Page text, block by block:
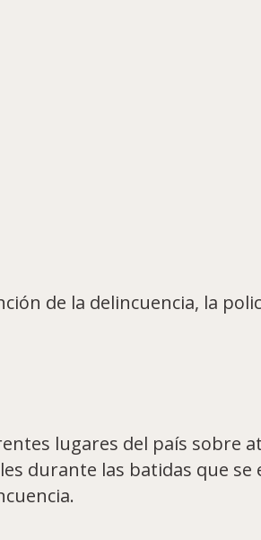
de la delincuencia, la
lugares del país sobre
durante las batidas que se